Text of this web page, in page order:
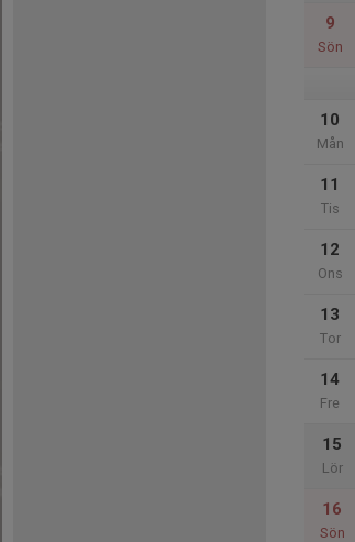
9
Sön
10
Mån
11
Tis
12
Ons
13
Tor
14
Fre
15
Lör
16
Sön